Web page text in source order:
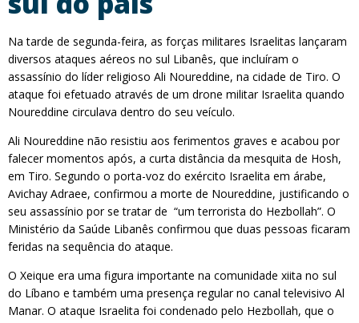
Na tarde de segunda-feira, as forças militares Israelitas lançaram
diversos ataques aéreos no sul Libanês, que incluíram o
assassínio do líder religioso Ali Noureddine, na cidade de Tiro. O
ataque foi efetuado através de um drone militar Israelita quando
Noureddine circulava dentro do seu veículo.
Ali Noureddine não resistiu aos ferimentos graves e acabou por
falecer momentos após, a curta distância da mesquita de Hosh,
em Tiro. Segundo o porta-voz do exército Israelita em árabe,
Avichay Adraee, confirmou a morte de Noureddine, justificando o
seu assassínio por se tratar de “um terrorista do Hezbollah”. O
Ministério da Saúde Libanês confirmou que duas pessoas ficaram
feridas na sequência do ataque.
O Xeique era uma figura importante na comunidade xiita no sul
do Líbano e também uma presença regular no canal televisivo Al
Manar. O ataque Israelita foi condenado pelo Hezbollah, que o